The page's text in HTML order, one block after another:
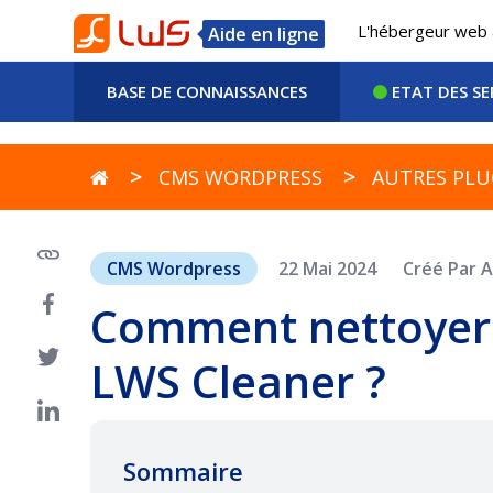
Aide en ligne L'hébergeur web
BASE DE CONNAISSANCES ETAT DES
CMS WORDPRESS AUTRES
CMS Wordpress 22 Mai 2024 Créé Par
Comment
LWS Cleaner ?
Sommaire